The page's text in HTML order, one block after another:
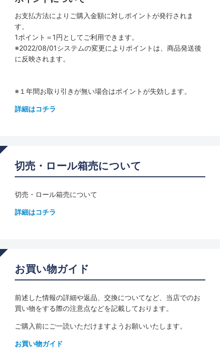
お支払方法によりご購入金額に対しポイントが発行されま
す。
1ポイント＝1円としてご利用できます。
※2022/08/01システムの変更によりポイントは、商品発送後
に反映されます。
※１年間お取り引きが無い場合はポイントが失効します。
詳細はコチラ
切売・ロール箱売について
切売・ロール箱売について
詳細はコチラ
お買い物ガイド
前述した情報の詳細や返品、交換についてなど、当店でのお
買い物をする際の注意点などを記載しております。
ご購入前にご一読いただけますようお願いいたします。
お買い物ガイド